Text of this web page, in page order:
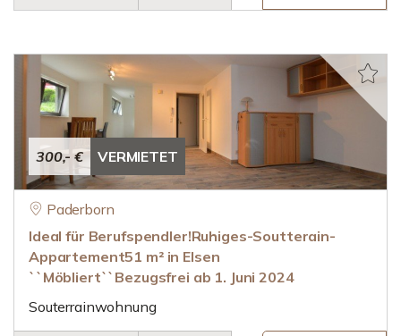
300,- € VERMIETET
Paderborn
Ideal für Berufspendler!Ruhiges-Soutterain-
Appartement51 m² in Elsen
``Möbliert``Bezugsfrei ab 1. Juni 2024
Souterrainwohnung